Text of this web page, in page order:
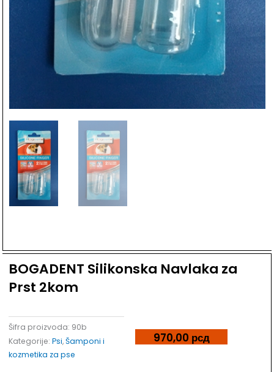
BOGADENT Silikonska Navlaka za
Prst 2kom
Šifra proizvoda: 90b
Kategorije: Psi,Šamponi i
kozmetika za pse
970,00 рсд